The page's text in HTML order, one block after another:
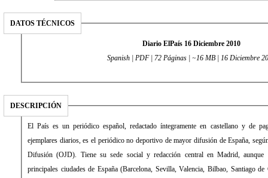
DATOS TÉCNICOS
Diario ElPaís 16 Diciembre 2010
Spanish | PDF | 72 Páginas | ~16 MB | 16 Diciembre
DESCRIPCIÓN
El País es un periódico español, redactado íntegramente en castellano y de
ejemplares diarios, es el periódico no deportivo de mayor difusión de España,
Difusión (OJD). Tiene su sede social y redacción central en Madrid, aunque
principales ciudades de España (Barcelona, Sevilla, Valencia, Bilbao, Santiago de